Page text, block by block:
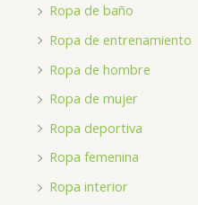
Ropa de baño
Ropa de entrenamiento
Ropa de hombre
Ropa de mujer
Ropa deportiva
Ropa femenina
Ropa interior